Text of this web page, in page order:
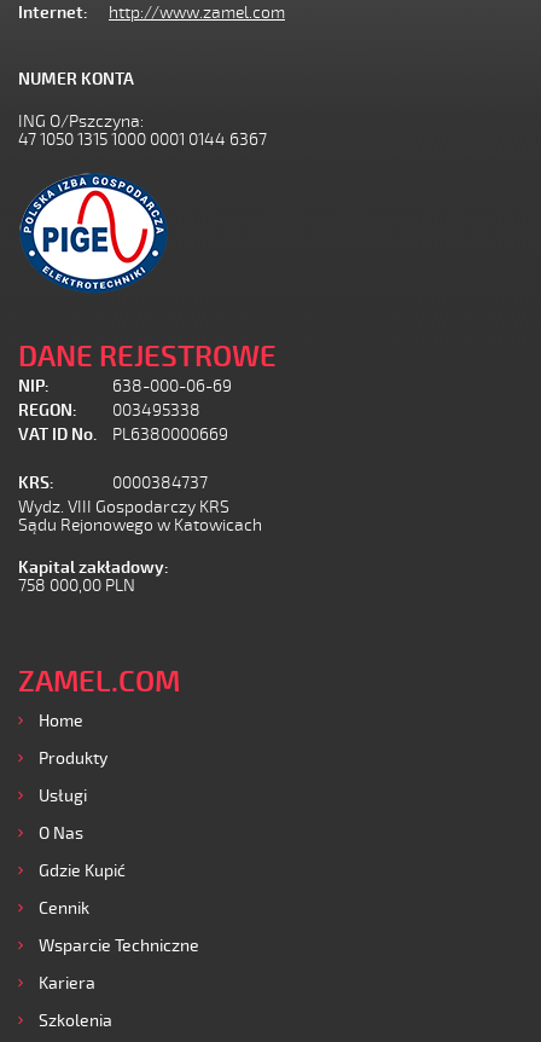
Internet:
http://www.zamel.com
NUMER KONTA
ING O/Pszczyna:
47 1050 1315 1000 0001 0144 6367
DANE REJESTROWE
NIP:
638-000-06-69
REGON:
003495338
VAT ID No.
PL6380000669
KRS:
0000384737
Wydz. VIII Gospodarczy KRS
Sądu Rejonowego w Katowicach
Kapital zakładowy:
758 000,00 PLN
ZAMEL.COM
Home
Produkty
Usługi
O Nas
Gdzie Kupić
Cennik
Wsparcie Techniczne
Kariera
Szkolenia